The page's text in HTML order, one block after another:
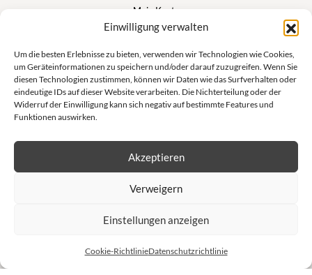
Einwilligung verwalten
Um die besten Erlebnisse zu bieten, verwenden wir Technologien wie Cookies,
um Geräteinformationen zu speichern und/oder darauf zuzugreifen. Wenn Sie
diesen Technologien zustimmen, können wir Daten wie das Surfverhalten oder
eindeutige IDs auf dieser Website verarbeiten. Die Nichterteilung oder der
Widerruf der Einwilligung kann sich negativ auf bestimmte Features und
Funktionen auswirken.
Akzeptieren
Verweigern
Einstellungen anzeigen
Cookie-RichtlinieDatenschutzrichtlinie
Mein Konto
Warenkorb
Suivez nous
Newsletter
Lass dich nicht von unseren exklusiven Angeboten und unseren
S'inscrire à la newsletter